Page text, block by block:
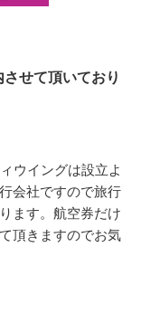
せて頂いており
ウイングは設立よ
会社ですので旅行
ます。航空券だけ
頂きますのでお気